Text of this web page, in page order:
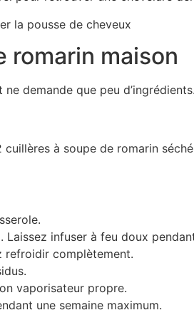
romarin maison
demande que peu
à soupe de romarin
infuser à feu doux
refroidir complètement.
vaporisateur propre.
une semaine maximum.